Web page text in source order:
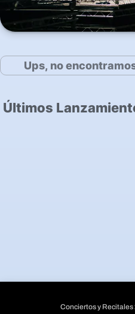
Ups, no
Últimos
Conciertos y Recitales